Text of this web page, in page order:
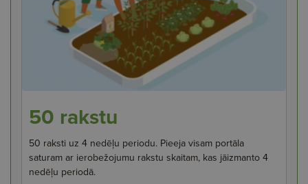
50 rakstu
50 raksti uz 4 nedēļu periodu. Pieeja visam portāla
saturam ar ierobežojumu rakstu skaitam, kas jāizmanto 4
nedēļu periodā.